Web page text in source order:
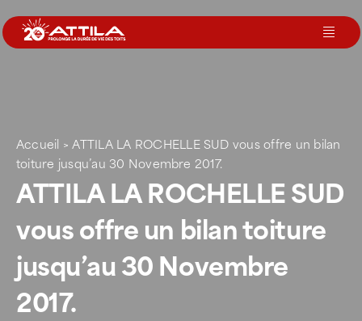
au
contenu
Nos services
Nos agences
Votre toit
Rejoignez-nous
Accueil > ATTILA LA ROCHELLE SUD vous offre un bilan
toiture jusqu’au 30 Novembre 2017.
ATTILA LA ROCHELLE SUD
vous offre un bilan toiture
jusqu’au 30 Novembre
2017.